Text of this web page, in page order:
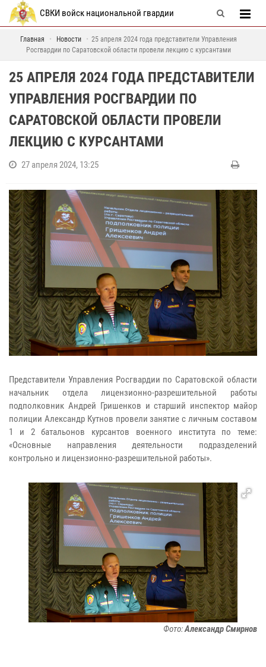
СВКИ войск национальной гвардии
Главная Новости
25 апреля 2024 года представители Управления
Росгвардии по Саратовской области провели лекцию с курсантами
25 АПРЕЛЯ 2024 ГОДА ПРЕДСТАВИТЕЛИ
УПРАВЛЕНИЯ РОСГВАРДИИ ПО
САРАТОВСКОЙ ОБЛАСТИ ПРОВЕЛИ
ЛЕКЦИЮ С КУРСАНТАМИ
27 апреля 2024, 13:25
Представители Управления Росгвардии по Саратовской области
начальник отдела лицензионно-разрешительной работы
подполковник Андрей Гришенков и старший инспектор майор
полиции Александр Кутнов провели занятие с личным составом
1 и 2 батальонов курсантов военного института по теме:
«Основные направления деятельности подразделений
контрольно и лицензионно-разрешительной работы».
Фото:Александр Смирнов